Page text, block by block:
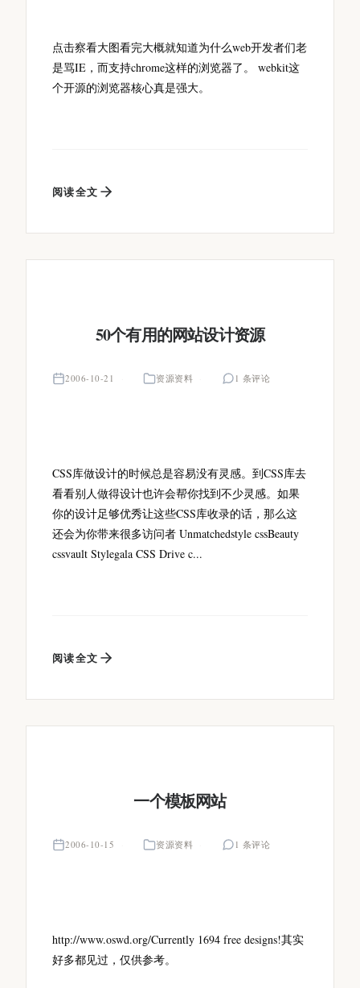
点击察看大图看完大概就知道为什么web开发者们老
是骂IE，而支持chrome这样的浏览器了。 webkit这
个开源的浏览器核心真是强大。
阅读全文
50个有用的网站设计资源
2006-10-21 资源资料 1 条评论
CSS库做设计的时候总是容易没有灵感。到CSS库去
看看别人做得设计也许会帮你找到不少灵感。如果
你的设计足够优秀让这些CSS库收录的话，那么这
还会为你带来很多访问者 Unmatchedstyle cssBeauty
cssvault Stylegala CSS Drive c...
阅读全文
一个模板网站
2006-10-15 资源资料 1 条评论
http://www.oswd.org/Currently 1694 free designs!其实
好多都见过，仅供参考。